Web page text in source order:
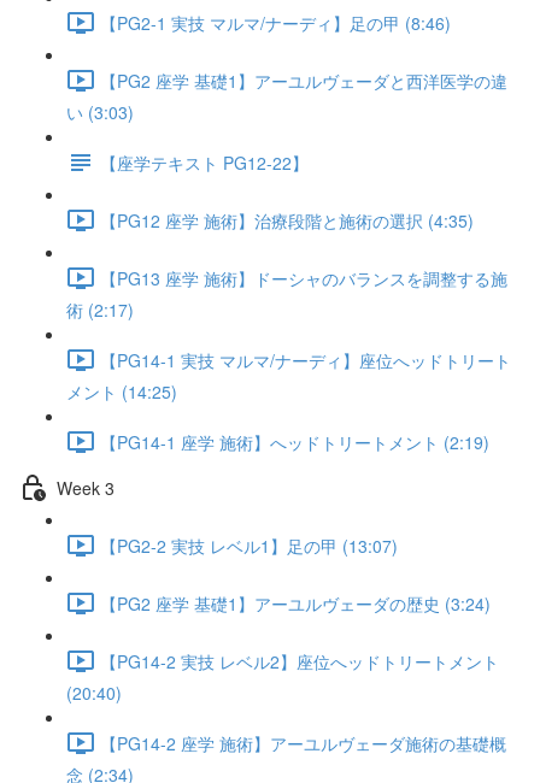
【PG2-1 実技 マルマ/ナーディ】足の甲 (8:46)
【PG2 座学 基礎1】アーユルヴェーダと西洋医学の違
い (3:03)
【座学テキスト PG12-22】
【PG12 座学 施術】治療段階と施術の選択 (4:35)
【PG13 座学 施術】ドーシャのバランスを調整する施
術 (2:17)
【PG14-1 実技 マルマ/ナーディ】座位へッドトリート
メント (14:25)
【PG14-1 座学 施術】へッドトリートメント (2:19)
Week 3
【PG2-2 実技 レベル1】足の甲 (13:07)
【PG2 座学 基礎1】アーユルヴェーダの歴史 (3:24)
【PG14-2 実技 レベル2】座位へッドトリートメント
(20:40)
【PG14-2 座学 施術】アーユルヴェーダ施術の基礎概
念 (2:34)